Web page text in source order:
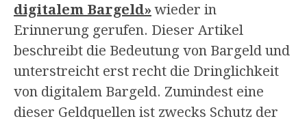
digitalem Bargeld» wieder in
Erinnerung gerufen. Dieser Artikel
beschreibt die Bedeutung von Bargeld und
unterstreicht erst recht die Dringlichkeit
von digitalem Bargeld. Zumindest eine
dieser Geldquellen ist zwecks Schutz der